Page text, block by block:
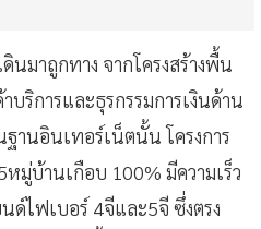
นมาถูกทาง จากโครงสร้างพื้น
ริการและธุรกรรมการเงินด้าน
านอินเทอร์เน็ตนั้น โครงการ
หมู่บ้านเกือบ 100% มีความเร็ว
ด์ไฟเบอร์ 4จีและ5จี ซึ่งตรง